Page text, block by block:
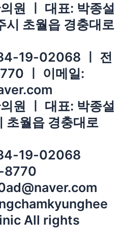
원 ㅣ 대표: 박종설
시 초월읍 경충대로
19-02068 ㅣ 전
ㅣ 이메일:
원 ㅣ 대표: 박종설
초월읍 경충대로
19-02068
8770
All rights